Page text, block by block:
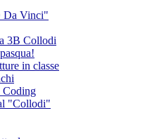
Da Vinci"
3B Collodi
in classe
Coding
"Collodi"